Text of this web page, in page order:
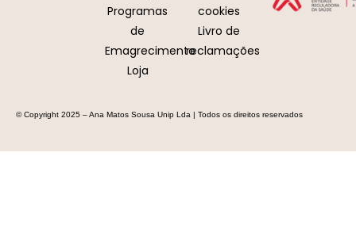
Programas
de
Emagrecimento
Loja
cookies
Livro de
reclamações
© Copyright 2025 – Ana Matos Sousa Unip Lda | Todos os direitos reservados